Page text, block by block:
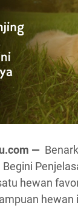
—
hewan
hewan